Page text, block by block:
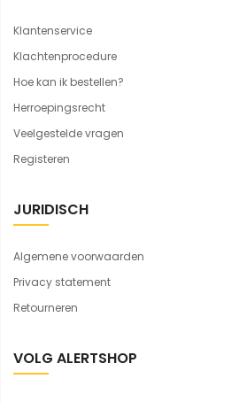
Klantenservice
Klachtenprocedure
Hoe kan ik bestellen?
Herroepingsrecht
Veelgestelde vragen
Registeren
JURIDISCH
Algemene voorwaarden
Privacy statement
Retourneren
VOLG ALERTSHOP